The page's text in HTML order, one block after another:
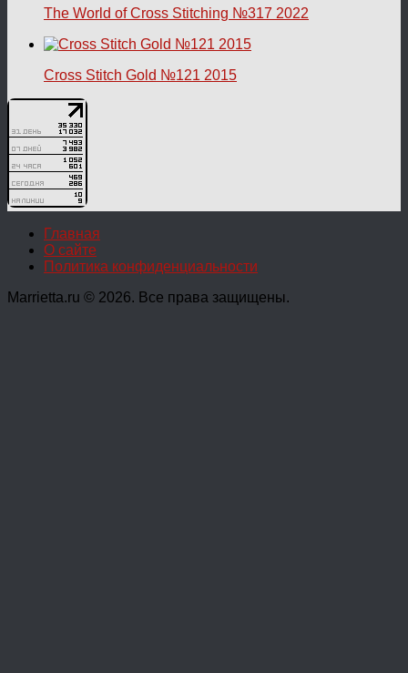
The World of Cross Stitching №317 2022
Cross Stitch Gold №121 2015
Главная
О сайте
Политика конфиденциальности
Marrietta.ru © 2026. Все права защищены.